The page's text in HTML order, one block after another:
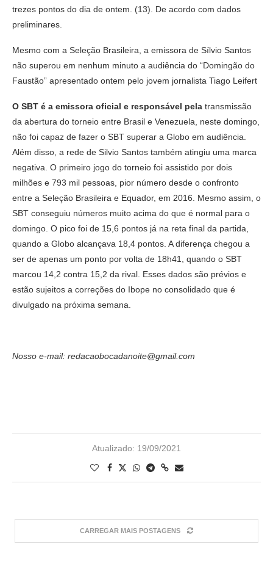
trezes pontos do dia de ontem. (13). De acordo com dados
preliminares.
Mesmo com a Seleção Brasileira, a emissora de Sílvio Santos
não superou em nenhum minuto a audiência do “Domingão do
Faustão” apresentado ontem pelo jovem jornalista Tiago Leifert
O SBT é a emissora oficial e responsável pela transmissão
da abertura do torneio entre Brasil e Venezuela, neste domingo,
não foi capaz de fazer o SBT superar a Globo em audiência.
Além disso, a rede de Silvio Santos também atingiu uma marca
negativa. O primeiro jogo do torneio foi assistido por dois
milhões e 793 mil pessoas, pior número desde o confronto
entre a Seleção Brasileira e Equador, em 2016. Mesmo assim, o
SBT conseguiu números muito acima do que é normal para o
domingo. O pico foi de 15,6 pontos já na reta final da partida,
quando a Globo alcançava 18,4 pontos. A diferença chegou a
ser de apenas um ponto por volta de 18h41, quando o SBT
marcou 14,2 contra 15,2 da rival. Esses dados são prévios e
estão sujeitos a correções do Ibope no consolidado que é
divulgado na próxima semana.
Nosso e-mail: redacaobocadanoite@gmail.com
Atualizado: 19/09/2021
CARREGAR MAIS POSTAGENS